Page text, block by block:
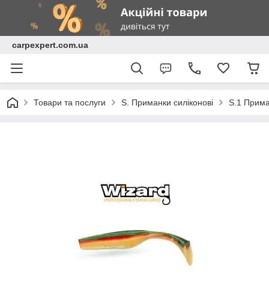
carpexpert.com.ua
Товари та послуги S. Приманки силіконові S.1